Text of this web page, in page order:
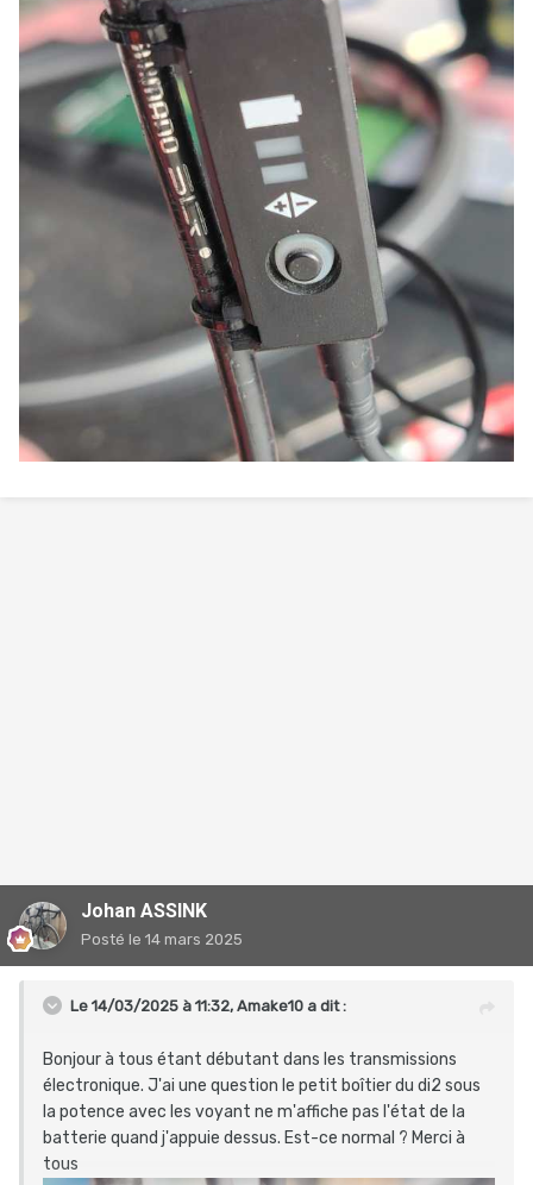
Johan ASSINK
Posté le 14 mars 2025
Le 14/03/2025 à 11:32, Amake10 a dit :
Bonjour à tous étant débutant dans les transmissions
électronique. J'ai une question le petit boîtier du di2 sous
la potence avec les voyant ne m'affiche pas l'état de la
batterie quand j'appuie dessus. Est-ce normal ? Merci à
tous